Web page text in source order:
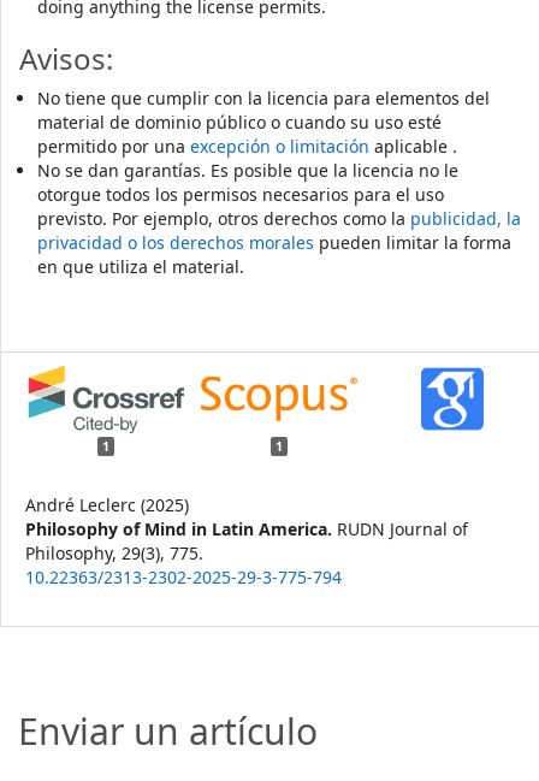
doing anything the license permits.
Avisos:
No tiene que cumplir con la licencia para elementos del
material de dominio público o cuando su uso esté
permitido por una excepción o limitación aplicable .
No se dan garantías. Es posible que la licencia no le
otorgue todos los permisos necesarios para el uso
previsto. Por ejemplo, otros derechos como la publicidad, la
privacidad o los derechos morales pueden limitar la forma
en que utiliza el material.
1 1
André Leclerc (2025)
Philosophy of Mind in Latin America. RUDN Journal of
Philosophy, 29(3), 775.
10.22363/2313-2302-2025-29-3-775-794
Enviar un artículo